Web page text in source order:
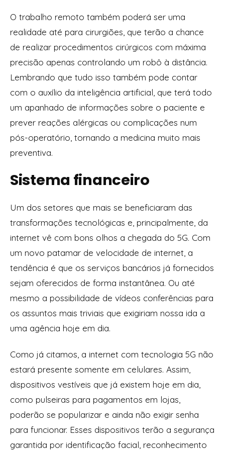
O trabalho remoto também poderá ser uma
realidade até para cirurgiões, que terão a chance
de realizar procedimentos cirúrgicos com máxima
precisão apenas controlando um robô à distância.
Lembrando que tudo isso também pode contar
com o auxílio da inteligência artificial, que terá todo
um apanhado de informações sobre o paciente e
prever reações alérgicas ou complicações num
pós-operatório, tornando a medicina muito mais
preventiva.
Sistema financeiro
Um dos setores que mais se beneficiaram das
transformações tecnológicas e, principalmente, da
internet vê com bons olhos a chegada do 5G. Com
um novo patamar de velocidade de internet, a
tendência é que os serviços bancários já fornecidos
sejam oferecidos de forma instantânea. Ou até
mesmo a possibilidade de vídeos conferências para
os assuntos mais triviais que exigiriam nossa ida a
uma agência hoje em dia.
Como já citamos, a internet com tecnologia 5G não
estará presente somente em celulares. Assim,
dispositivos vestíveis que já existem hoje em dia,
como pulseiras para pagamentos em lojas,
poderão se popularizar e ainda não exigir senha
para funcionar. Esses dispositivos terão a segurança
garantida por identificação facial, reconhecimento